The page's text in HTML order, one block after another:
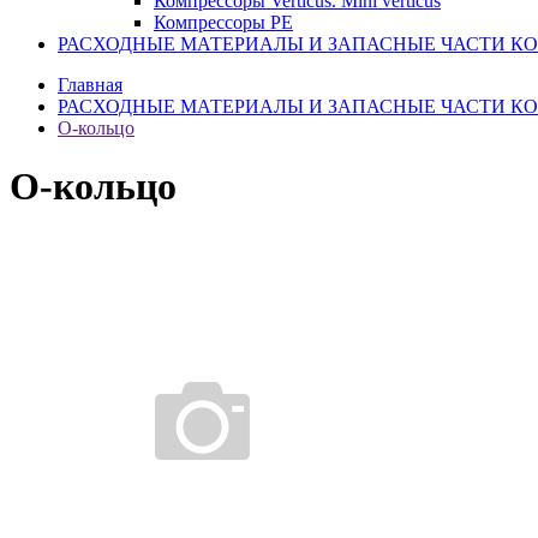
Компрессоры PE
РАСХОДНЫЕ МАТЕРИАЛЫ И ЗАПАСНЫЕ ЧАСТИ
Главная
РАСХОДНЫЕ МАТЕРИАЛЫ И ЗАПАСНЫЕ ЧАСТИ
О-кольцо
О-кольцо